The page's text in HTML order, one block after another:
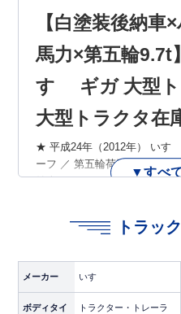
【白塗装後納車
馬力×第五輪9.7t
すゞ ギガ 大型
大型トラクタ在
★ 平成24年（2012年） いす
ーフ ／ 第五輪荷重9,700kg
納車 ★
◆ 白塗装サービス付×ハイル
いすゞの大型フラッグシップ
フキャブで長距離運行も快適
▼すべ
トラッ
メーカー いすゞ
ボディタイ
トラクター・トレーラ